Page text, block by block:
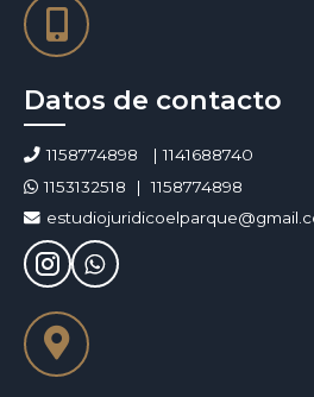
Datos de contacto
1158774898
1141688740
1153132518
1158774898